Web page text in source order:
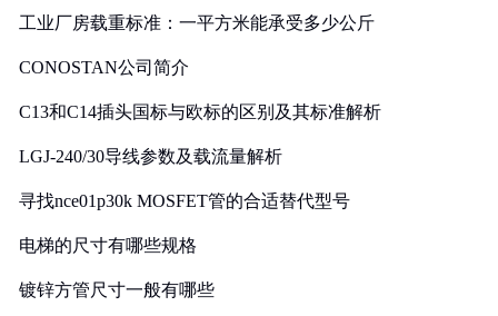
工业厂房载重标准：一平方米能承受多少公斤
CONOSTAN公司简介
C13和C14插头国标与欧标的区别及其标准解析
LGJ-240/30导线参数及载流量解析
寻找nce01p30k MOSFET管的合适替代型号
电梯的尺寸有哪些规格
镀锌方管尺寸一般有哪些